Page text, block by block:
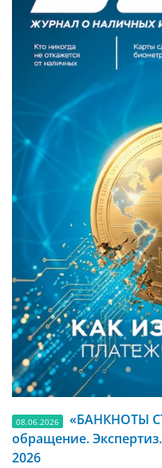
08.06.2026
«БАНКНОТЫ
обращение.
2026